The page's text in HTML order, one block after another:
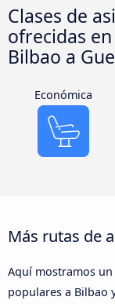
Clases de
ofrecidas
Bilbao a
Económica
Más rutas de
Aquí mostramos
populares a Bilbao